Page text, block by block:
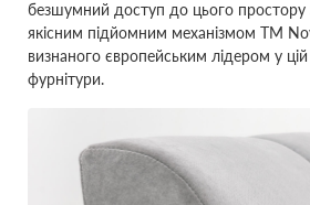
безшумний доступ до цього простору
якісним підйомним механізмом ТМ
визнаного європейським лідером у цій
фурнітури.